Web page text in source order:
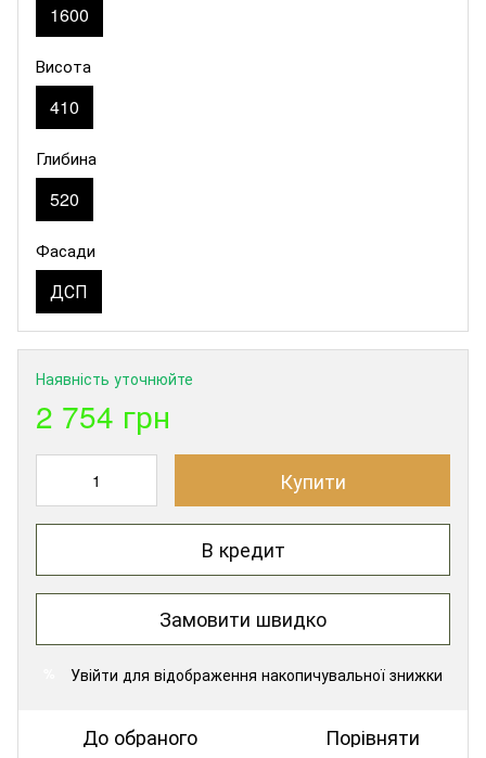
1600
Висота
410
Глибина
520
Фасади
ДСП
Наявність уточнюйте
2 754 грн
Купити
В кредит
Замовити швидко
Увійти для відображення накопичувальної знижки
До обраного Порівняти